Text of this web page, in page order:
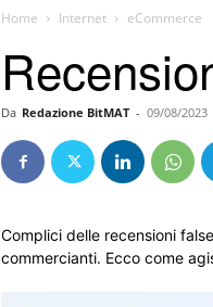
Home Internet eCommerce
Da Redazione BitMAT - 09/08/2023
Complici delle recensioni
commercianti. Ecco come